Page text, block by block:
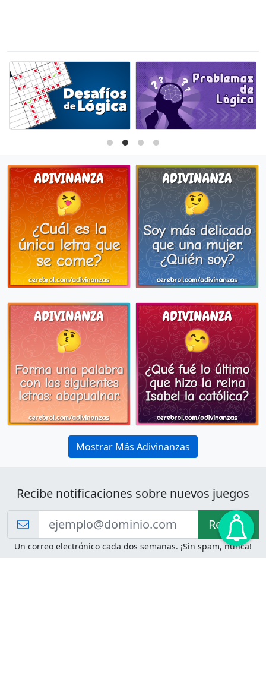
Mostrar Más Adivinanzas
Recibe notificaciones sobre nuevos juegos
Recibir!
Un correo electrónico cada dos semanas. ¡Sin spam, nunca!